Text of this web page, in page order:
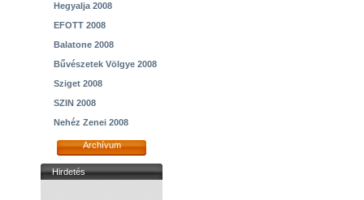
Hegyalja 2008
EFOTT 2008
Balatone 2008
Bűvészetek Völgye 2008
Sziget 2008
SZIN 2008
Nehéz Zenei 2008
Archívum
Hirdetés